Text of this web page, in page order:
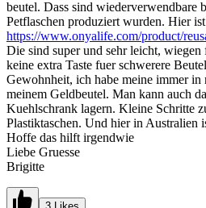
beutel. Dass sind wiederverwendbare
Petflaschen produziert wurden. Hier
https://www.onyalife.com/product/
Die sind super und sehr leicht, wiegen
keine extra Taste fuer schwerere
Gewohnheit, ich habe meine immer in
meinem Geldbeutel. Man kann auch
Kuehlschrank lagern. Kleine Schritte
Plastiktaschen. Und hier in Australien
Hoffe das hilft irgendwie
Liebe Gruesse
Brigitte